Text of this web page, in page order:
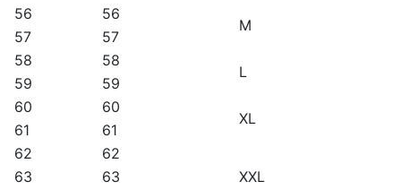
56
56
M
57
57
58
58
L
59
59
60
60
XL
61
61
62
62
XXL
63 63